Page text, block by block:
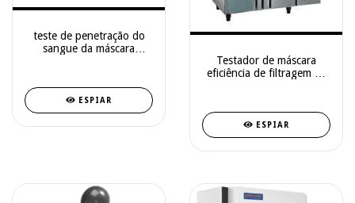
teste de penetração do
sangue da máscara
ESPIAR
Testador de máscara
eficiência de filtragem de
ESPIAR